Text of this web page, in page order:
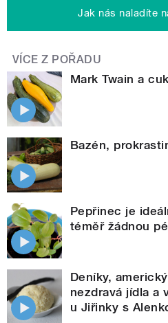
Jak nás naladíte
VÍCE Z POŘADU
Mark Twain a
Bazén,
Pepřinec je
téměř žádnou
Deníky,
nezdravá jídla a
u Jiřinky s